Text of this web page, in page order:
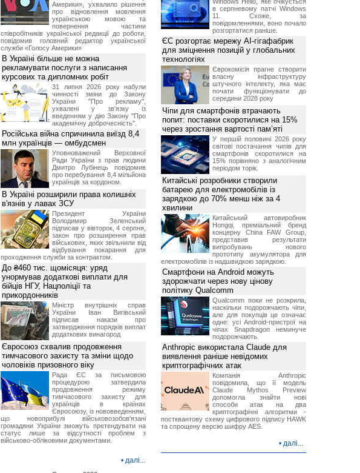
Америки», ухвалило рішення
про відновлення мовлення
українською мовою та
повернення частини
співробітників української редакції до роботи,
повідомив головний редактор української
служби «Голосу Америки»
В Україні більше не можна
рекламувати послуги з написання
курсових та дипломних робіт
31 липня 2026 року набули
чинності зміни до Закону
України "Про рекламу",
ухвалені у зв'язку із
введенням у дію Закону "Про
академічну доброчесність".
Російська війна спричинила виїзд 8,4
млн українців — омбудсмен
Уповноважений Верховної
Ради України з прав людини
Дмитро Лубінець повідомив
про перебування 8,4 мільйона
українців за кордоном.
В Україні розширили права колишніх
в'язнів у лавах ЗСУ
Президент України
Володимир Зеленський
підписав у вівторок, 4 серпня,
закон про розширення прав
військових, яких звільнили від
відбування покарання для
проходження служби за контрактом.
До ₴460 тис. щомісяця: уряд
унормував додаткові виплати для
бійців НГУ, Нацполіції та
прикордонників
Міністр внутрішніх справ
України Іван Вигівський
підписав накази про
затвердження порядків виплат
додаткових винагород
Євросоюз схвалив продовження
тимчасового захисту та зміни щодо
чоловіків призовного віку
Рада ЄС за письмовою
процедурою затвердила
продовження режиму
тимчасового захисту для
українців в країнах
Євросоюзу, із нововведенням,
що новоприбулі військовозобов'язані
громадяни України зможуть претендувати на
статус лише за відсутності проблем з
військово-обліковими документами.
• далі...
в серпневому патчі Windows
11. Схоже, за
повідомленнями, воно почало
розгортатися раніше.
ЄС розгортає мережу AI-гігафабрик
для зміцнення позицій у глобальних
технологіях
Єврокомісія прагне створити
власну інфраструктуру
штучного інтелекту, яка має
почати функціонувати до
середини 2028 року
Чіпи для смартфонів втрачають
попит: поставки скоротилися на 15%
через зростання вартості пам’яті
У першій половині 2026 року
світові постачання чипів для
смартфонів скоротилися на
15% порівняно з аналогічним
періодом торік.
Китайські розробники створили
батарею для електромобілів із
зарядкою до 70% менш ніж за 4
хвилини
Китайський автовиробник
Hongqi, преміальний бренд
концерну China FAW Group,
представив результати
випробувань нового
прототипу акумулятора для
електромобілів із надшвидкою зарядкою.
Смартфони на Android можуть
здорожчати через нову цінову
політику Qualcomm
Qualcomm поки не розкрила,
наскільки подорожчають чіпи,
але для покупців це означає
одне: усі Android-пристрої на
чіпах Snapdragon неминуче
подорожчають.
Anthropic використала Claude для
виявлення раніше невідомих
криптографічних атак
Компанія Anthropic
повідомила, що її модель
Claude Mythos Preview
допомогла знайти нові
способи атак на два
криптографічні алгоритми -
постквантову схему цифрового підпису HAWK
та спрощену версію шифру AES.
• далі...